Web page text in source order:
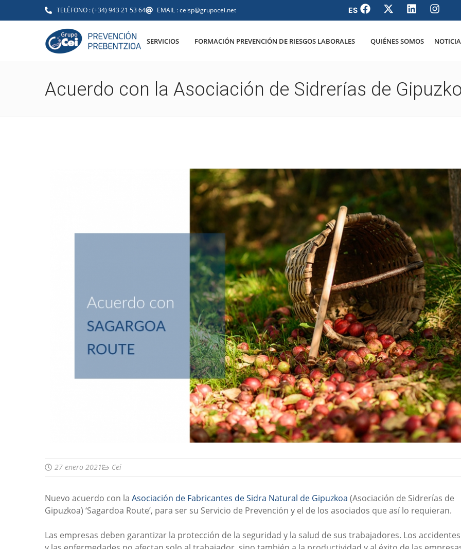
TELÉFONO : (+34) 943 21 53 64 EMAIL : ceisp@grupocei.net
SERVICIOS FORMACIÓN PREVENCIÓN DE RIESGOS LABORALES QUIÉNES SOMOS
Acuerdo con la Asociación de Sidrerías de
27 enero 2021 Cei
Nuevo acuerdo con la Asociación de Fabricantes de Sidra Natural de Gipuzkoa (Asociación de Sidrerías de
Gipuzkoa) ‘Sagardoa Route’, para ser su Servicio de Prevención y el de los asociados que así lo requieran.
Las empresas deben garantizar la protección de la seguridad y la salud de sus trabajadores. Los accidentes